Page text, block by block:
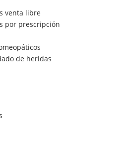
venta libre
por prescripción
de heridas